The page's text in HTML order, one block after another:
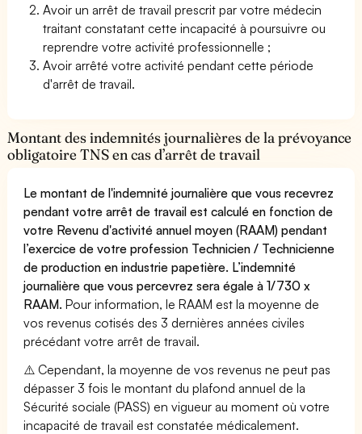
Avoir un arrêt de travail prescrit par votre médecin
traitant constatant cette incapacité à poursuivre ou
reprendre votre activité professionnelle ;
Avoir arrêté votre activité pendant cette période
d'arrêt de travail.
Montant des indemnités journalières de la prévoyance
obligatoire TNS en cas d’arrêt de travail
Le montant de l'indemnité journalière que vous recevrez
pendant votre arrêt de travail est calculé en fonction de
votre Revenu d'activité annuel moyen (RAAM) pendant
l’exercice de votre profession Technicien / Technicienne
de production en industrie papetière. L’indemnité
journalière que vous percevrez sera égale à 1/730 x
RAAM. Pour information, le RAAM est la moyenne de
vos revenus cotisés des 3 dernières années civiles
précédant votre arrêt de travail.
⚠️ Cependant, la moyenne de vos revenus ne peut pas
dépasser 3 fois le montant du plafond annuel de la
Sécurité sociale (PASS) en vigueur au moment où votre
incapacité de travail est constatée médicalement.